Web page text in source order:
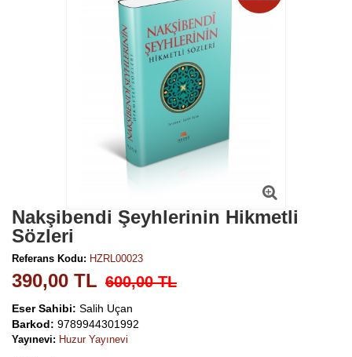
Nakşibendi Şeyhlerinin Hikmetli
Sözleri
Referans Kodu: HZRL00023
390,00 TL 600,00 TL
Eser Sahibi: Salih Uçan
Barkod: 9789944301992
Yayınevi: Huzur Yayınevi